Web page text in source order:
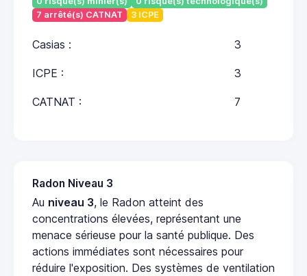
7 arrêté(s) CATNAT
3 ICPE
Casias : 3
ICPE : 3
CATNAT : 7
Radon Niveau 3
Au niveau 3, le Radon atteint des
concentrations élevées, représentant une
menace sérieuse pour la santé publique. Des
actions immédiates sont nécessaires pour
réduire l'exposition. Des systèmes de ventilation